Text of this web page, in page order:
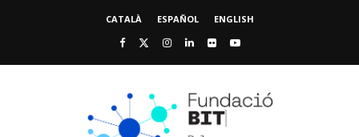
CATALÀ ESPAÑOL ENGLISH